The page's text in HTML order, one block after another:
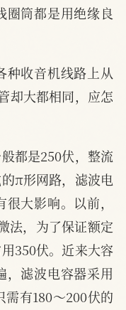
圈筒都是用绝缘良
种收音机线路上从
却大都相同，应怎
都是250伏，整流
π形网路，滤波电
大影响。以前，
法，为了保证额定
350伏。近来大容
，滤波电容器采用
有180～200伏的